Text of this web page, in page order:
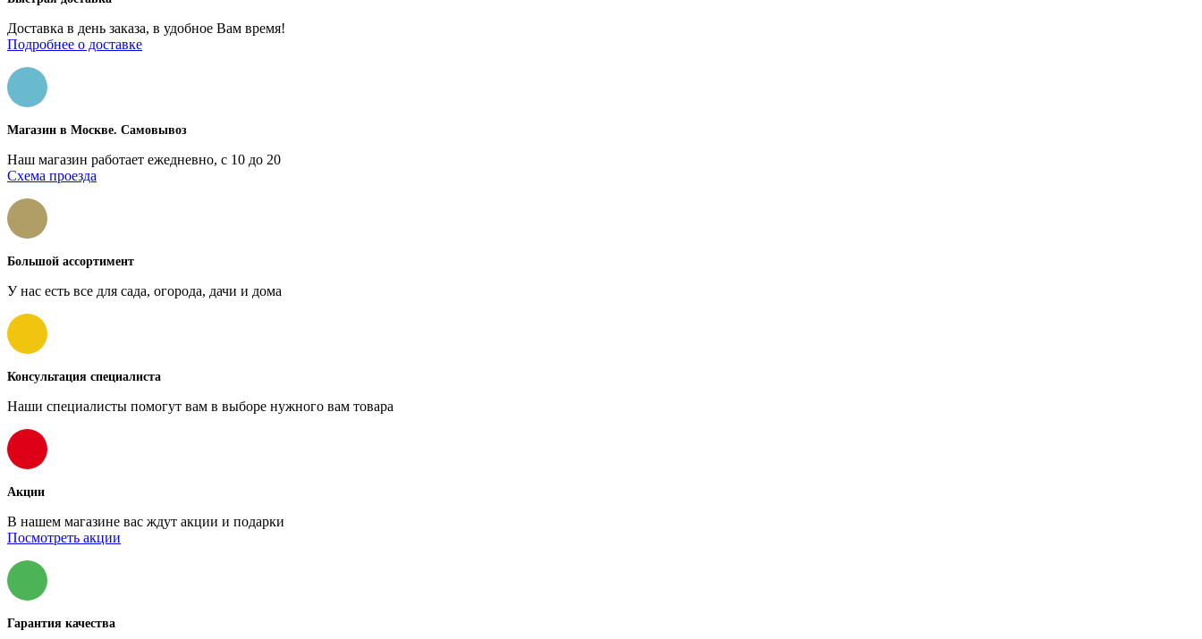
Доставка в день заказа, в удобное Вам время!
Подробнее о доставке
Магазин в Москве. Самовывоз
Наш магазин работает ежедневно, с 10 до 20
Схема проезда
Большой ассортимент
У нас есть все для сада, огорода, дачи и дома
Консультация специалиста
Наши специалисты помогут вам в выборе нужного вам товара
Акции
В нашем магазине вас ждут акции и подарки
Посмотреть акции
Гарантия качества